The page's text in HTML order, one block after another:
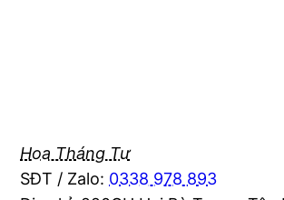
Hoa Tháng Tư
SĐT / Zalo: 0338 978 893